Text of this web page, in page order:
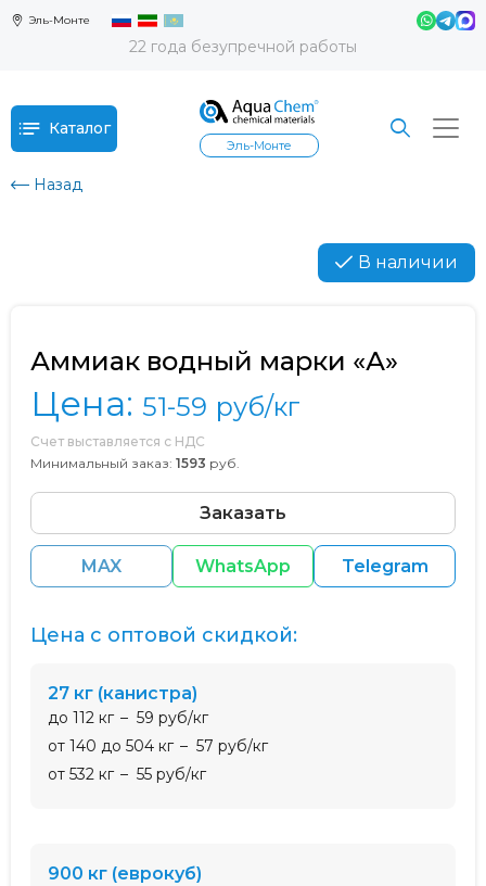
Эль-Монте
22 года безупречной работы
Каталог
Эль-Монте
Назад
В наличии
Аммиак водный марки «А»
Цена: 51-59 руб/кг
Счет выставляется с НДС
Минимальный заказ: 1593 руб.
Заказать
MAX WhatsApp Telegram
Цена с оптовой скидкой:
27 кг (канистра)
до 112 кг
59 руб/кг
от 140 до 504 кг
57 руб/кг
от 532 кг
55 руб/кг
900 кг (еврокуб)